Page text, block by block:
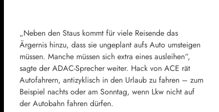
„Neben den Staus kommt für viele Reisende das
Ärgernis hinzu, dass sie ungeplant aufs Auto umsteigen
müssen. Manche müssen sich extra eines ausleihen“,
sagte der ADAC-Sprecher weiter. Hack von ACE rät
Autofahrern, antizyklisch in den Urlaub zu fahren – zum
Beispiel nachts oder am Sonntag, wenn Lkw nicht auf
der Autobahn fahren dürfen.